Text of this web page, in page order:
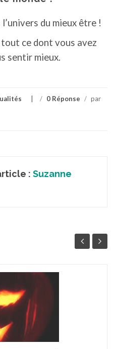
du mieux être !
ce dont vous avez
sentir mieux.
/ 0 Réponse / par
: Suzanne